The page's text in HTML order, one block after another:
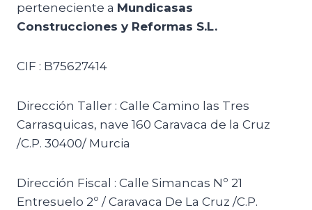
perteneciente a Mundicasas
Construcciones y Reformas S.L.
CIF : B75627414
Dirección Taller : Calle Camino las Tres
Carrasquicas, nave 160 Caravaca de la Cruz
/C.P. 30400/ Murcia
Dirección Fiscal : Calle Simancas Nº 21
Entresuelo 2º / Caravaca De La Cruz /C.P.